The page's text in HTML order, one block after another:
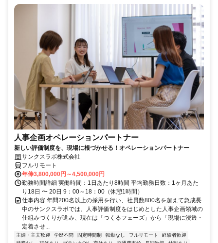
人事企画オペレーションパートナー
新しい評価制度を、現場に根づかせる！オペレーションパートナー
サンクスラボ株式会社
フルリモート
年俸3,800,000円～4,500,000円
勤務時間詳細 実働時間：1日あたり8時間 平均勤務日数：1ヶ月あた
り18日 〜 20日 9：00～18：00（休憩1時間）
仕事内容 年間200名以上の採用を行い、社員数800名を超えて急成長
中のサンクスラボでは、人事評価制度をはじめとした人事企画領域の
仕組みづくりが進み、現在は「つくるフェーズ」から「現場に浸透・
定着させ...
主婦・主夫歓迎 学歴不問 固定時間制 転勤なし フルリモート
経験者歓迎